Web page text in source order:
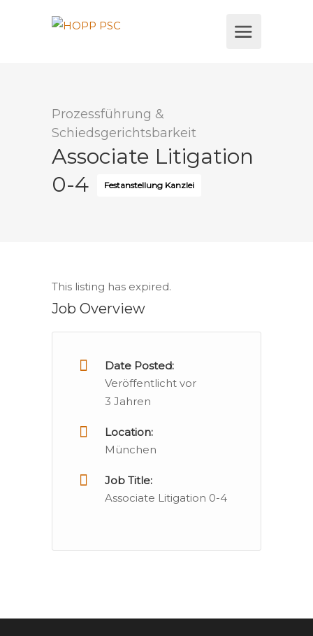
Prozessführung &
Schiedsgerichtsbarkeit
Associate Litigation
0-4
Festanstellung Kanzlei
This listing has expired.
Job Overview
Date Posted:
Veröffentlicht vor
3 Jahren
Location:
München
Job Title:
Associate Litigation 0-4